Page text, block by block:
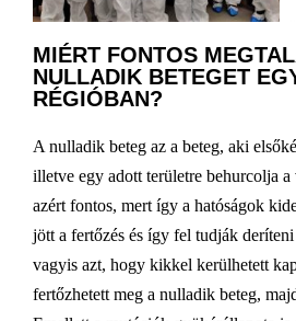
MIÉRT FONTOS
NULLADIK BETEGET
RÉGIÓBAN?
A nulladik beteg az a beteg, aki
illetve egy adott területre behurcolja a
azért fontos, mert így a hatóságok
jött a fertőzés és így fel tudják
vagyis azt, hogy kikkel kerülhetett
fertőzhetett meg a nulladik beteg,